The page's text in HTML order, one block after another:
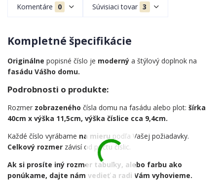
Komentáre 0 Súvisiaci tovar 3
Kompletné špecifikácie
Originálne popisné číslo je moderný a štýlový doplnok na
fasádu Vášho domu.
Podrobnosti o produkte:
Rozmer zobrazeného čísla domu na fasádu alebo plot: šírka
40cm x výška 11,5cm, výška číslice cca 9,4cm.
Každé číslo vyrábame na mieru podľa Vašej požiadavky.
Celkový rozmer závisí od počtu číslic.
Ak si prosíte iný rozmer tabuľky, alebo farbu ako
ponúkame, dajte nám vedieť a radi Vám vyhovieme.